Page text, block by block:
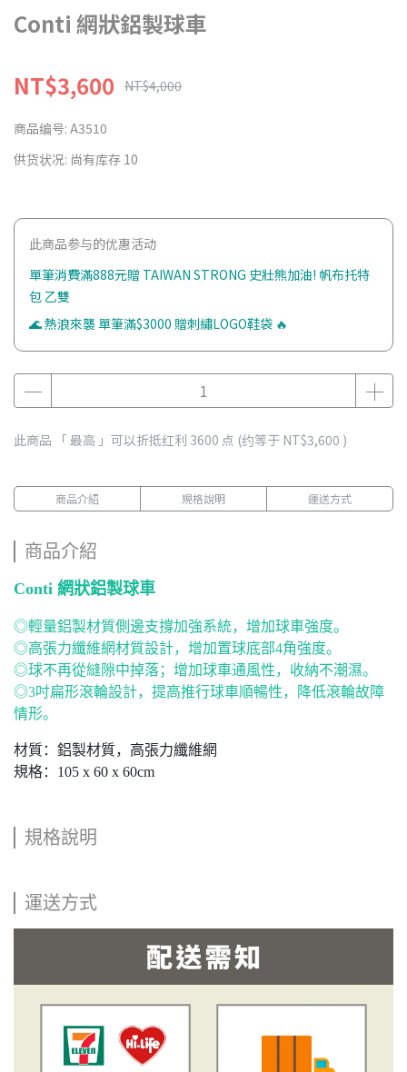
Conti 網狀鋁製球車
NT$3,600 NT$4,000
商品编号: A3510
供货状况: 尚有库存 10
此商品参与的优惠活动
單筆消費滿888元贈 TAIWAN STRONG 史壯熊加油! 帆布托特
包 乙雙
🌊 熱浪來襲 單筆滿$3000 贈刺繡LOGO鞋袋 🔥
此商品 「 最高 」可以折抵红利 3600 点 (约等于 NT$3,600 )
商品介紹 規格說明 運送方式
商品介紹
Conti 網狀鋁製球車
◎輕量鋁製材質側邊支撐加強系統，增加球車強度。
◎高張力纖維網材質設計，增加置球底部4角強度。
◎球不再從縫隙中掉落；增加球車通風性，收納不潮濕。
◎3吋扁形滾輪設計，提高推行球車順暢性，降低滾輪故障
情形。
材質：鋁製材質，高張力纖維網
規格：105 x 60 x 60cm
規格說明
運送方式